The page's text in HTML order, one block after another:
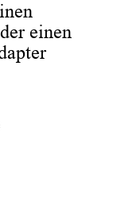
einen